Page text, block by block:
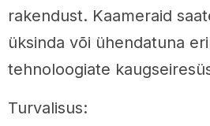
rakendust. Kaameraid
üksinda või ühendatuna
tehnoloogiate
Turvalisus: